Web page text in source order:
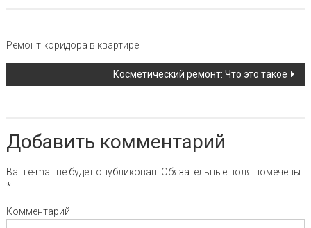
Навигация по записи
Ремонт коридора в квартире
Косметический ремонт: Что это такое
Добавить комментарий
Ваш e-mail не будет опубликован. Обязательные поля помечены
*
Комментарий